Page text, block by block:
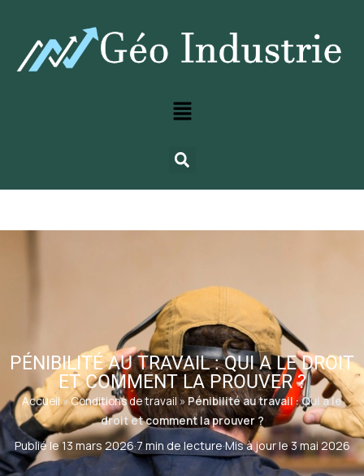
PÉNIBILITÉ AU TRAVAIL : QUI A LE DROIT
ET COMMENT LA PROUVER ?
Accueil» Conditions de travail» Pénibilité au travail : Qui a le
droit et comment la prouver ?
Publié le 13 mars 2026·7 min de lecture·Mis à jour le 3 mai 2026